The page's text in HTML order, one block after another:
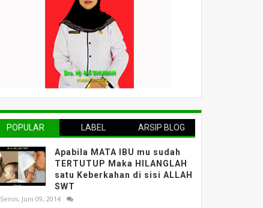
POPULAR LABEL ARSIP BLOG
Apabila MATA IBU mu sudah
TERTUTUP Maka HILANGLAH
satu Keberkahan di sisi ALLAH
SWT
Senin, Juni 09, 2014